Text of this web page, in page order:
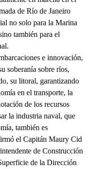
de Río de Janeiro
no solo para la Marina
también para el
e innovación,
soberanía sobre ríos,
su litoral, garantizando
en el transporte, la
de los recursos
la industria naval, que
también es
el Capitán Maury Cid
de Construcción
de la Dirección